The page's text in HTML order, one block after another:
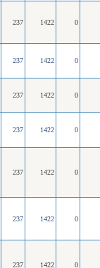
237 1422 0
237 1422 0
237 1422 0
237 1422 0
237 1422 0
237 1422 0
237 1422 0